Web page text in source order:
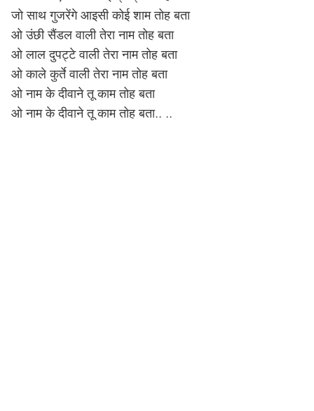
जो साथ गुजरेंगे आइसी कोई शाम तोह बता
ओ उंछी सैंडल वाली तेरा नाम तोह बता
ओ लाल दुपट्टे वाली तेरा नाम तोह बता
ओ काले कुर्ते वाली तेरा नाम तोह बता
ओ नाम के दीवाने तू काम तोह बता
ओ नाम के दीवाने तू काम तोह बता.. ..